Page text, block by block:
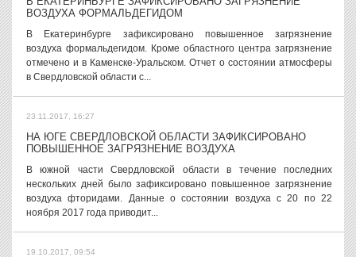
ВОЗДУХА ФОРМАЛЬДЕГИДОМ
В Екатеринбурге зафиксировано повышенное загрязнение
воздуха формальдегидом. Кроме областного центра загрязнение
отмечено и в Каменске-Уральском. Отчет о состоянии атмосферы
в Свердловской области с...
23.11.2017, 16:27
НА ЮГЕ СВЕРДЛОВСКОЙ ОБЛАСТИ ЗАФИКСИРОВАНО
ПОВЫШЕННОЕ ЗАГРЯЗНЕНИЕ ВОЗДУХА
В южной части Свердловской области в течение последних
нескольких дней было зафиксировано повышенное загрязнение
воздуха фторидами. Данные о состоянии воздуха с 20 по 22
ноября 2017 года приводит...
19.10.2017, 09:54